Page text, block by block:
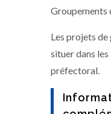
Groupements
Les projets
situer dans
préfectoral.